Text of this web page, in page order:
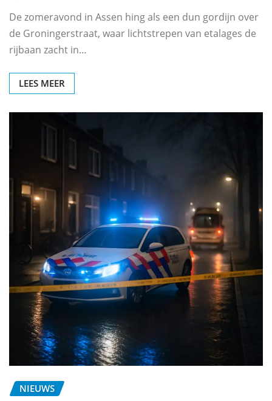
De zomeravond in Assen hing als een dun gordijn over
de Groningerstraat, waar lichtstrepen van etalages de
rijbaan zacht in…
LEES MEER
NIEUWS